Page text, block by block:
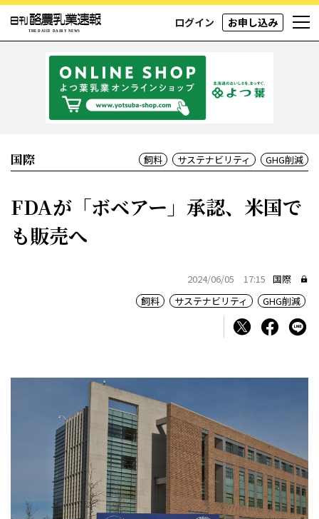
ログイン お申し込み
国際 飼料 サステナビリティ GHG削減
FDAが「ボベアー」承認、米国で
も販売へ
2024/06/05 17:15 国際
飼料
サステナビリティ GHG削減